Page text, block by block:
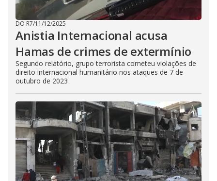
DO R7/11/12/2025
Anistia Internacional acusa
Hamas de crimes de extermínio
Segundo relatório, grupo terrorista cometeu violações de
direito internacional humanitário nos ataques de 7 de
outubro de 2023